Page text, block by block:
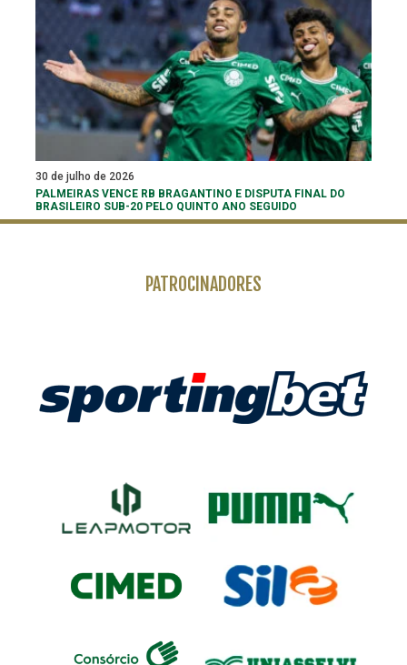
30 de julho de 2026
PALMEIRAS VENCE RB BRAGANTINO E DISPUTA FINAL DO
BRASILEIRO SUB-20 PELO QUINTO ANO SEGUIDO
PATROCINADORES